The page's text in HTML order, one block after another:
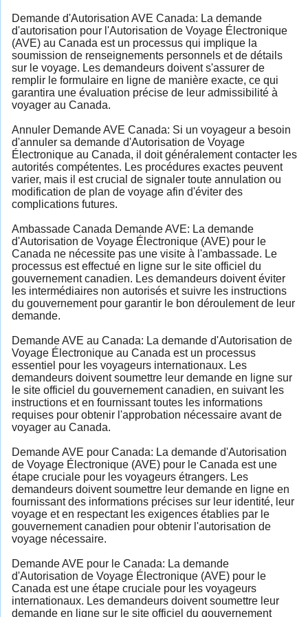
Demande d'Autorisation AVE Canada: La demande
d'autorisation pour l'Autorisation de Voyage Électronique
(AVE) au Canada est un processus qui implique la
soumission de renseignements personnels et de détails
sur le voyage. Les demandeurs doivent s'assurer de
remplir le formulaire en ligne de manière exacte, ce qui
garantira une évaluation précise de leur admissibilité à
voyager au Canada.
Annuler Demande AVE Canada: Si un voyageur a besoin
d'annuler sa demande d'Autorisation de Voyage
Électronique au Canada, il doit généralement contacter les
autorités compétentes. Les procédures exactes peuvent
varier, mais il est crucial de signaler toute annulation ou
modification de plan de voyage afin d'éviter des
complications futures.
Ambassade Canada Demande AVE: La demande
d'Autorisation de Voyage Électronique (AVE) pour le
Canada ne nécessite pas une visite à l'ambassade. Le
processus est effectué en ligne sur le site officiel du
gouvernement canadien. Les demandeurs doivent éviter
les intermédiaires non autorisés et suivre les instructions
du gouvernement pour garantir le bon déroulement de leur
demande.
Demande AVE au Canada: La demande d'Autorisation de
Voyage Électronique au Canada est un processus
essentiel pour les voyageurs internationaux. Les
demandeurs doivent soumettre leur demande en ligne sur
le site officiel du gouvernement canadien, en suivant les
instructions et en fournissant toutes les informations
requises pour obtenir l'approbation nécessaire avant de
voyager au Canada.
Demande AVE pour Canada: La demande d'Autorisation
de Voyage Électronique (AVE) pour le Canada est une
étape cruciale pour les voyageurs étrangers. Les
demandeurs doivent soumettre leur demande en ligne en
fournissant des informations précises sur leur identité, leur
voyage et en respectant les exigences établies par le
gouvernement canadien pour obtenir l'autorisation de
voyage nécessaire.
Demande AVE pour le Canada: La demande
d'Autorisation de Voyage Électronique (AVE) pour le
Canada est une étape cruciale pour les voyageurs
internationaux. Les demandeurs doivent soumettre leur
demande en ligne sur le site officiel du gouvernement